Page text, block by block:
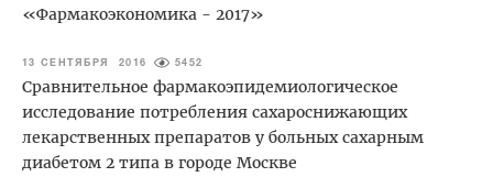
«Фармакоэкономика - 2017»
13 СЕНТЯБРЯ 2016 5452
Сравнительное фармакоэпидемиологическое
исследование потребления сахароснижающих
лекарственных препаратов у больных сахарным
диабетом 2 типа в городе Москве